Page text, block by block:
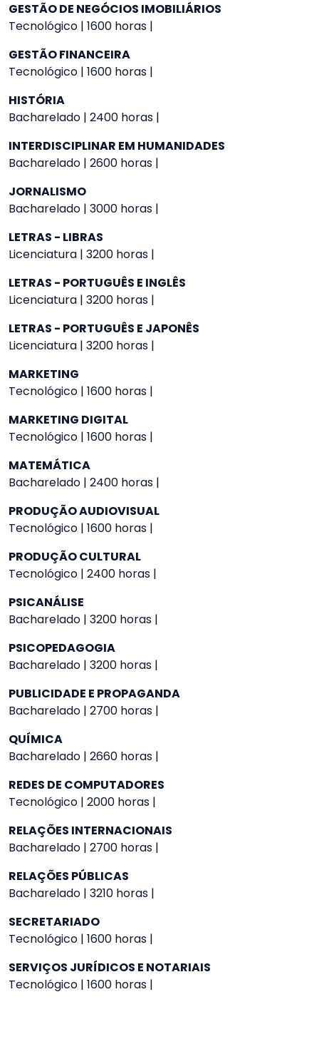
GESTÃO DE NEGÓCIOS IMOBILIÁRIOS
Tecnológico | 1600 horas |
GESTÃO FINANCEIRA
Tecnológico | 1600 horas |
HISTÓRIA
Bacharelado | 2400 horas |
INTERDISCIPLINAR EM HUMANIDADES
Bacharelado | 2600 horas |
JORNALISMO
Bacharelado | 3000 horas |
LETRAS - LIBRAS
Licenciatura | 3200 horas |
LETRAS - PORTUGUÊS E INGLÊS
Licenciatura | 3200 horas |
LETRAS - PORTUGUÊS E JAPONÊS
Licenciatura | 3200 horas |
MARKETING
Tecnológico | 1600 horas |
MARKETING DIGITAL
Tecnológico | 1600 horas |
MATEMÁTICA
Bacharelado | 2400 horas |
PRODUÇÃO AUDIOVISUAL
Tecnológico | 1600 horas |
PRODUÇÃO CULTURAL
Tecnológico | 2400 horas |
PSICANÁLISE
Bacharelado | 3200 horas |
PSICOPEDAGOGIA
Bacharelado | 3200 horas |
PUBLICIDADE E PROPAGANDA
Bacharelado | 2700 horas |
QUÍMICA
Bacharelado | 2660 horas |
REDES DE COMPUTADORES
Tecnológico | 2000 horas |
RELAÇÕES INTERNACIONAIS
Bacharelado | 2700 horas |
RELAÇÕES PÚBLICAS
Bacharelado | 3210 horas |
SECRETARIADO
Tecnológico | 1600 horas |
SERVIÇOS JURÍDICOS E NOTARIAIS
Tecnológico | 1600 horas |